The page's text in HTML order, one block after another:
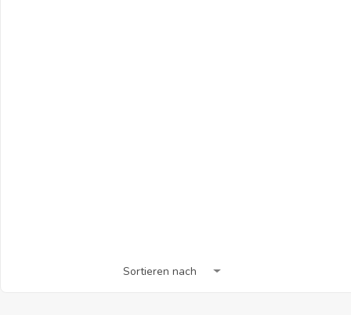
Sortieren nach